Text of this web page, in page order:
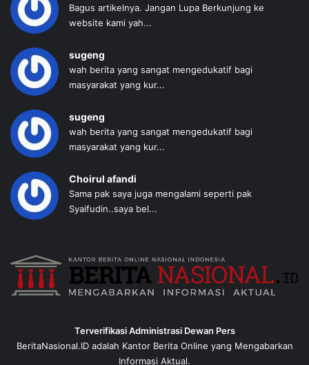
Bagus artikelnya. Jangan Lupa Berkunjung ke
website kami yah...
sugeng
wah berita yang sangat mengedukatif bagi
masyarakat yang kur...
sugeng
wah berita yang sangat mengedukatif bagi
masyarakat yang kur...
Choirul afandi
Sama pak saya juga mengalami seperti pak
Syaifudin..saya bel...
Terverifikasi Administrasi Dewan Pers
BeritaNasional.ID adalah Kantor Berita Online yang Mengabarkan
Informasi Aktual.